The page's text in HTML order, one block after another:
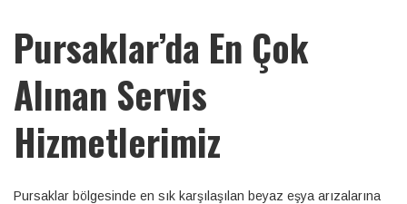
Pursaklar’da En Çok
Alınan Servis
Hizmetlerimiz
Pursaklar bölgesinde en sık karşılaşılan beyaz eşya arızalarına